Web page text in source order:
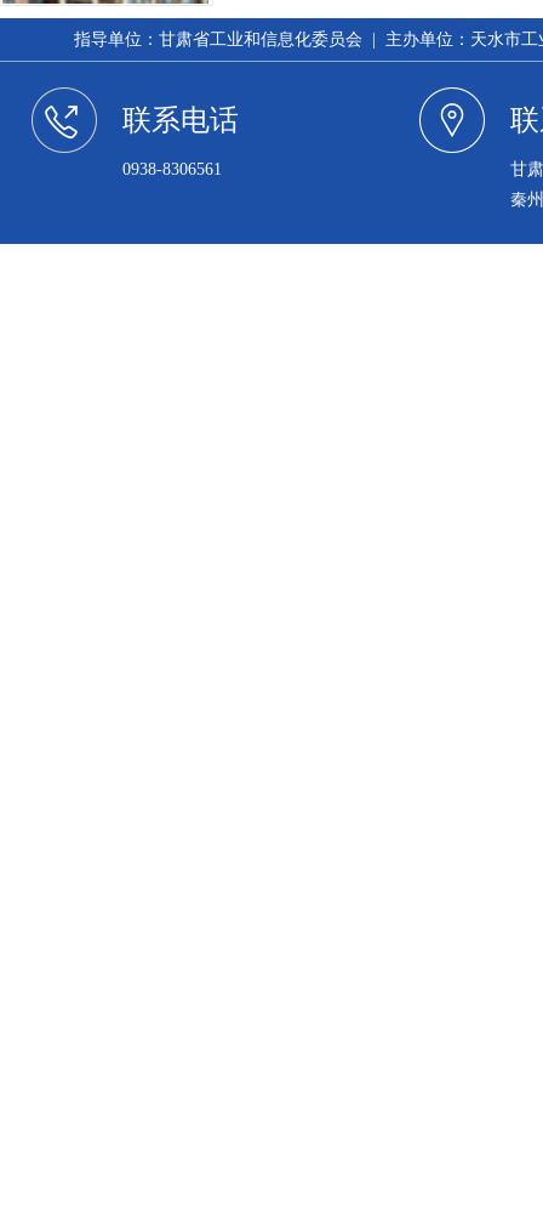
指导单位：甘肃省工业和信息化委员会 | 主办单位：天水市
联系电话
0938-8306561
甘
秦